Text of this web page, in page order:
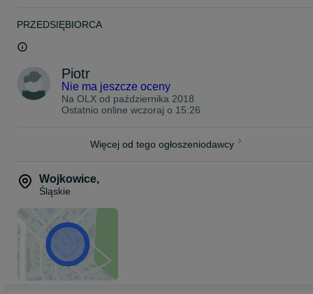
PRZEDSIĘBIORCA
Piotr
Nie ma jeszcze oceny
Na OLX od października 2018
Ostatnio online wczoraj o 15:26
Więcej od tego ogłoszeniodawcy
Wojkowice,
Śląskie